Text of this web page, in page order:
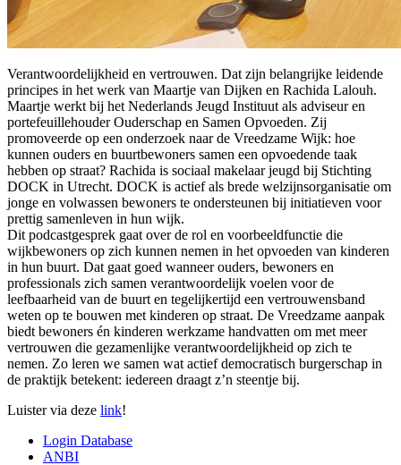
Verantwoordelijkheid en vertrouwen. Dat zijn belangrijke leidende
principes in het werk van Maartje van Dijken en Rachida Lalouh.
Maartje werkt bij het Nederlands Jeugd Instituut als adviseur en
portefeuillehouder Ouderschap en Samen Opvoeden. Zij
promoveerde op een onderzoek naar de Vreedzame Wijk: hoe
kunnen ouders en buurtbewoners samen een opvoedende taak
hebben op straat? Rachida is sociaal makelaar jeugd bij Stichting
DOCK in Utrecht. DOCK is actief als brede welzijnsorganisatie om
jonge en volwassen bewoners te ondersteunen bij initiatieven voor
prettig samenleven in hun wijk.
Dit podcastgesprek gaat over de rol en voorbeeldfunctie die
wijkbewoners op zich kunnen nemen in het opvoeden van kinderen
in hun buurt. Dat gaat goed wanneer ouders, bewoners en
professionals zich samen verantwoordelijk voelen voor de
leefbaarheid van de buurt en tegelijkertijd een vertrouwensband
weten op te bouwen met kinderen op straat. De Vreedzame aanpak
biedt bewoners én kinderen werkzame handvatten om met meer
vertrouwen die gezamenlijke verantwoordelijkheid op zich te
nemen. Zo leren we samen wat actief democratisch burgerschap in
de praktijk betekent: iedereen draagt z’n steentje bij.
Luister via deze link!
Login Database
ANBI